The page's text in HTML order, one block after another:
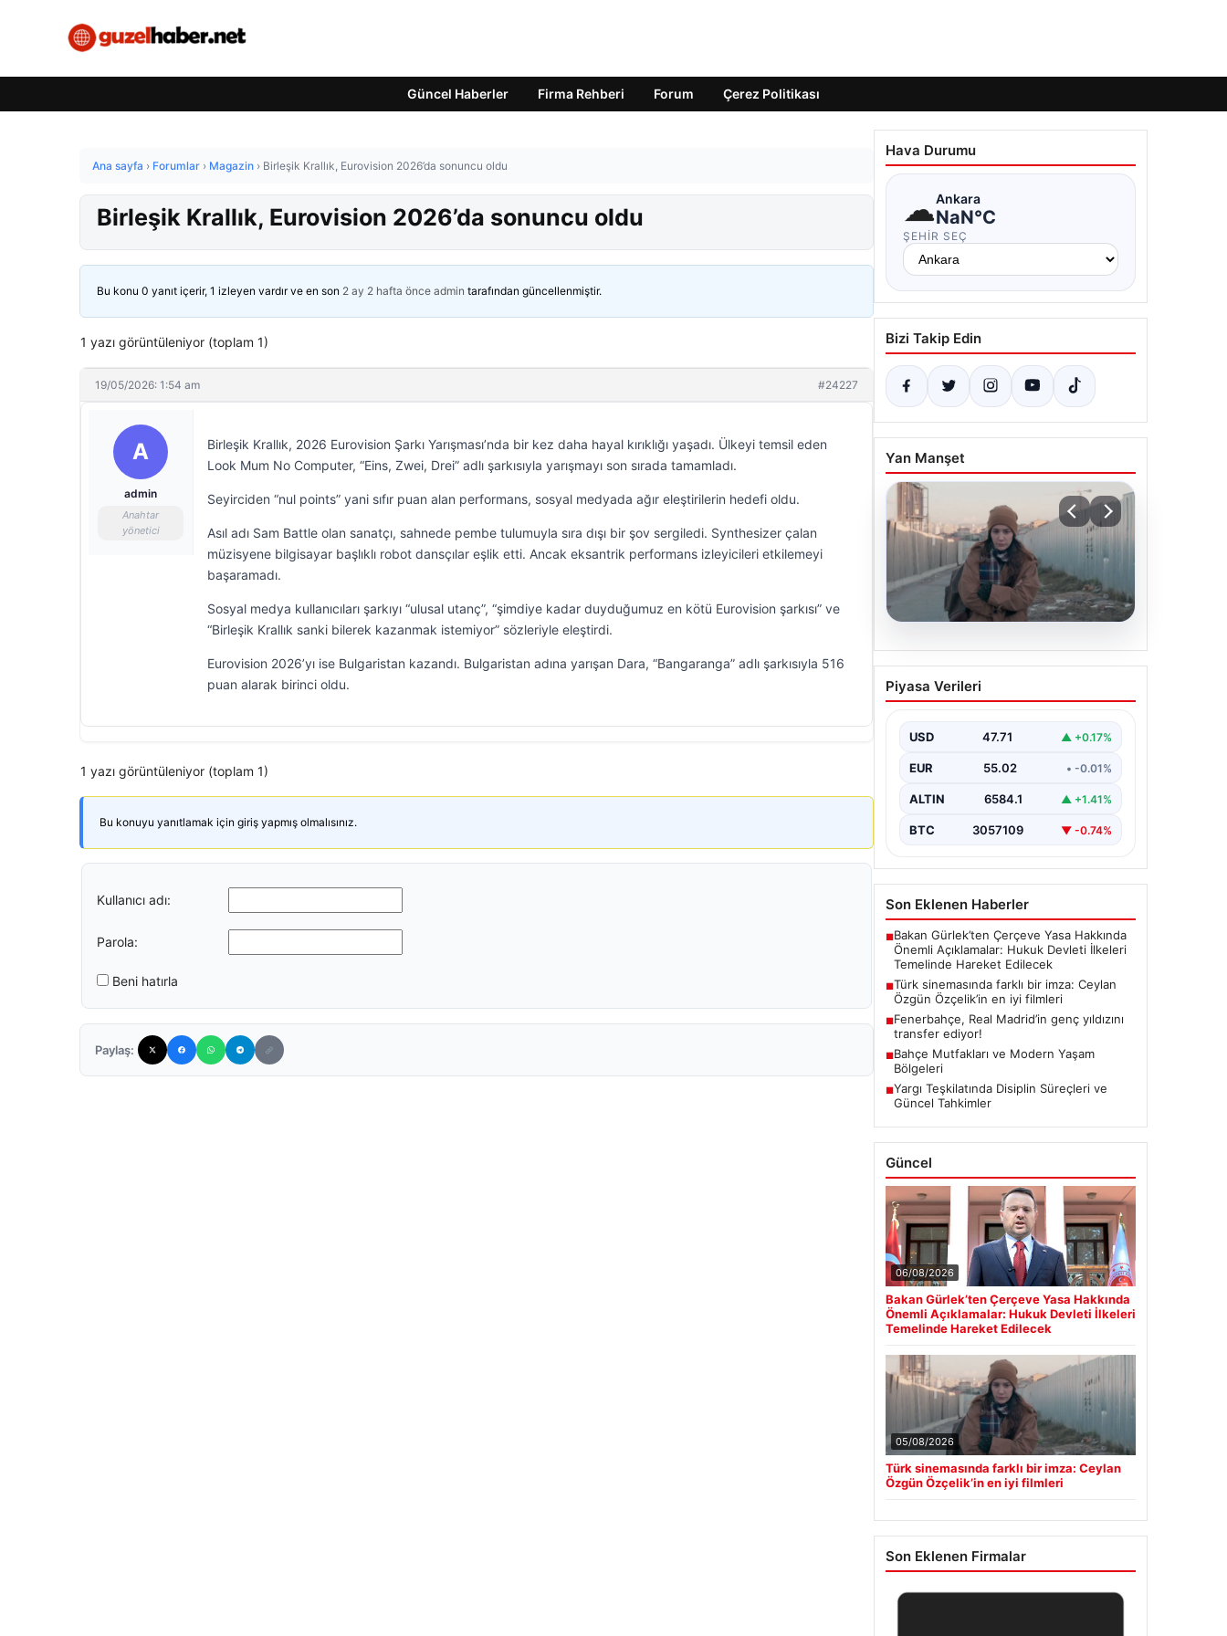
Güncel Haberler Firma Rehberi Forum Çerez Politikası
Ana sayfa › Forumlar › Magazin › Birleşik Krallık, Eurovision 2026’da sonuncu oldu
Birleşik Krallık, Eurovision 2026’da sonuncu oldu
Bu konu 0 yanıt içerir, 1 izleyen vardır ve en son 2 ay 2 hafta önce admin tarafından güncellenmiştir.
1 yazı görüntüleniyor (toplam 1)
19/05/2026: 1:54 am #24227
A
admin
Anahtar
yönetici
Birleşik Krallık, 2026 Eurovision Şarkı Yarışması’nda bir kez daha hayal kırıklığı yaşadı. Ülkeyi temsil eden
Look Mum No Computer, “Eins, Zwei, Drei” adlı şarkısıyla yarışmayı son sırada tamamladı.
Seyirciden “nul points” yani sıfır puan alan performans, sosyal medyada ağır eleştirilerin hedefi oldu.
Asıl adı Sam Battle olan sanatçı, sahnede pembe tulumuyla sıra dışı bir şov sergiledi. Synthesizer çalan
müzisyene bilgisayar başlıklı robot dansçılar eşlik etti. Ancak eksantrik performans izleyicileri etkilemeyi
başaramadı.
Sosyal medya kullanıcıları şarkıyı “ulusal utanç”, “şimdiye kadar duyduğumuz en kötü Eurovision şarkısı” ve
“Birleşik Krallık sanki bilerek kazanmak istemiyor” sözleriyle eleştirdi.
Eurovision 2026’yı ise Bulgaristan kazandı. Bulgaristan adına yarışan Dara, “Bangaranga” adlı şarkısıyla 516
puan alarak birinci oldu.
1 yazı görüntüleniyor (toplam 1)
Bu konuyu yanıtlamak için giriş yapmış olmalısınız.
Kullanıcı adı:
Parola:
Beni hatırla
Paylaş:
Hava Durumu
☁Ankara
NaN°C
ŞEHIR SEÇ
Bizi Takip Edin
Yan Manşet
05.08.2026
Türk sinemasında farklı bir
imza: Ceylan Özgün
Piyasa Verileri
USD 47.71 ▲ +0.17%
EUR 55.02 • -0.01%
ALTIN 6584.1 ▲ +1.41%
BTC 3057109 ▼ -0.74%
Son Eklenen Haberler
■Bakan Gürlek’ten Çerçeve Yasa Hakkında
Önemli Açıklamalar: Hukuk Devleti İlkeleri
Temelinde Hareket Edilecek
■Türk sinemasında farklı bir imza: Ceylan
Özgün Özçelik’in en iyi filmleri
■Fenerbahçe, Real Madrid’in genç yıldızını
transfer ediyor!
■Bahçe Mutfakları ve Modern Yaşam
Bölgeleri
■Yargı Teşkilatında Disiplin Süreçleri ve
Güncel Tahkimler
Güncel
06/08/2026
Bakan Gürlek’ten Çerçeve Yasa Hakkında
Önemli Açıklamalar: Hukuk Devleti İlkeleri
Temelinde Hareket Edilecek
05/08/2026
Türk sinemasında farklı bir imza: Ceylan
Özgün Özçelik’in en iyi filmleri
Son Eklenen Firmalar